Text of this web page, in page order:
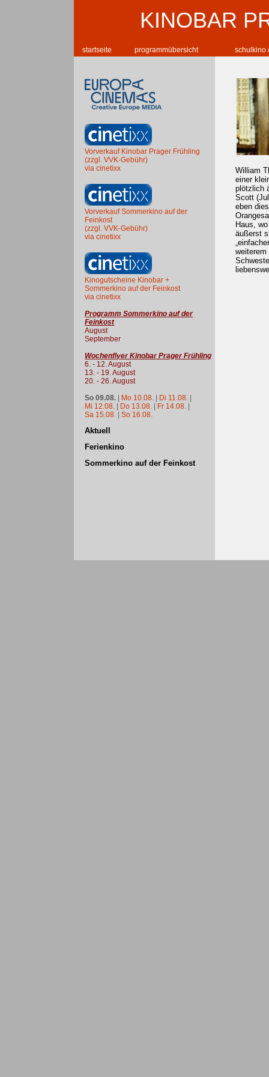
KINOBAR
startseite programmübersicht schulkino
Vorverkauf Kinobar Prager Frühling
(zzgl. VVK-Gebühr)
via cinetixx
Vorverkauf Sommerkino auf der
Feinkost
(zzgl. VVK-Gebühr)
via cinetixx
Kinogutscheine Kinobar +
Sommerkino auf der Feinkost
via cinetixx
Programm Sommerkino auf der
Feinkost
August
September
Wochenflyer Kinobar Prager Frühling
6. - 12. August
13. - 19. August
20. - 26. August
So 09.08. | Mo 10.08. | Di 11.08. |
Mi 12.08. | Do 13.08. | Fr 14.08. |
Sa 15.08. |So 16.08.
Aktuell
Ferienkino
Sommerkino auf der Feinkost
William
einer
plötzlich
Scott
eben
Haus,
äußerst